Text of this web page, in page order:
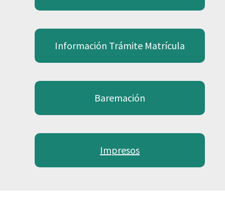
Información Trámite Matrícula
Baremación
Impresos